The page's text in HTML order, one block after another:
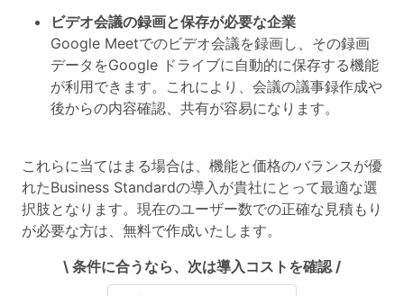
ビデオ会議の録画と保存が必要な企業
Google Meetでのビデオ会議を録画し、その録画
データをGoogle ドライブに自動的に保存する機能
が利用できます。これにより、会議の議事録作成や
後からの内容確認、共有が容易になります。
これらに当てはまる場合は、機能と価格のバランスが優
れたBusiness Standardの導入が貴社にとって最適な選
択肢となります。現在のユーザー数での正確な見積もり
が必要な方は、無料で作成いたします。
\ 条件に合うなら、次は導入コストを確認 /